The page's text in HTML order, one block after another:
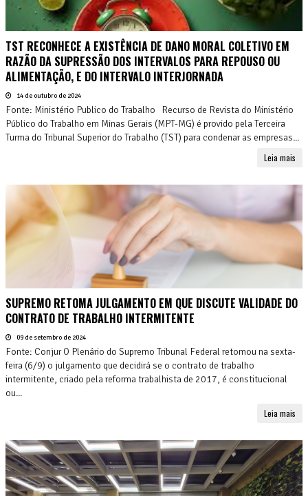
TST RECONHECE A EXISTÊNCIA DE DANO MORAL COLETIVO EM
RAZÃO DA SUPRESSÃO DOS INTERVALOS PARA REPOUSO OU
ALIMENTAÇÃO, E DO INTERVALO INTERJORNADA
14 de outubro de 2024
Fonte: Ministério Publico do Trabalho Recurso de Revista do Ministério
Público do Trabalho em Minas Gerais (MPT-MG) é provido pela Terceira
Turma do Tribunal Superior do Trabalho (TST) para condenar as empresas...
Leia mais
SUPREMO RETOMA JULGAMENTO EM QUE DISCUTE VALIDADE DO
CONTRATO DE TRABALHO INTERMITENTE
09 de setembro de 2024
Fonte: Conjur O Plenário do Supremo Tribunal Federal retomou na sexta-
feira (6/9) o julgamento que decidirá se o contrato de trabalho
intermitente, criado pela reforma trabalhista de 2017, é constitucional
ou...
Leia mais